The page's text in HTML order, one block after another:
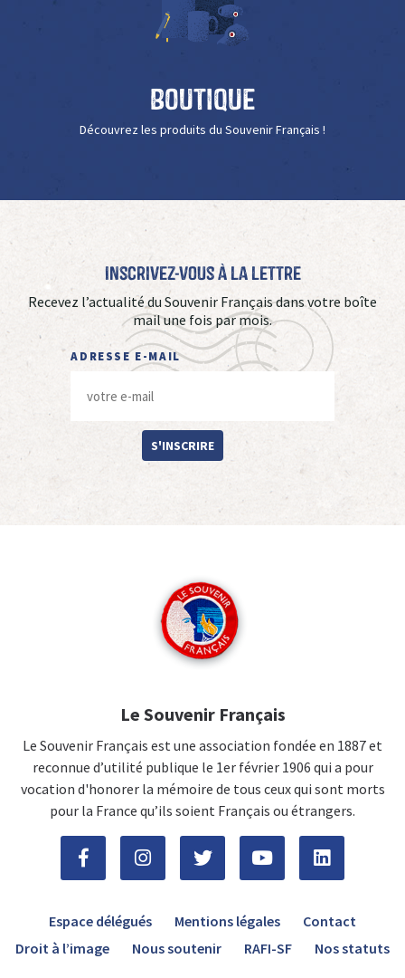
Boutique
Découvrez les produits du Souvenir Français !
Inscrivez-vous à La Lettre
Recevez l’actualité du Souvenir Français dans votre boîte
mail une fois par mois.
ADRESSE E-MAIL
S'INSCRIRE
Le Souvenir Français
Le Souvenir Français est une association fondée en 1887 et
reconnue d’utilité publique le 1er février 1906 qui a pour
vocation d'honorer la mémoire de tous ceux qui sont morts
pour la France qu’ils soient Français ou étrangers.
Espace délégués Mentions légales
Contact
Droit à l’image
Nous soutenir RAFI-SF Nos statuts